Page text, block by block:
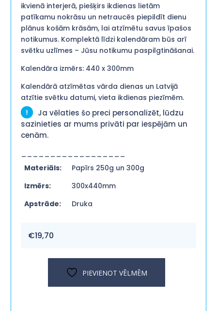
ikvienā interjerā, piešķirs ikdienas lietām
patīkamu nokrāsu un netraucēs piepildīt dienu
plānus košām krāsām, lai atzīmētu savus īpašos
notikumus. Komplektā līdzi kalendāram būs arī
svētku uzlīmes – Jūsu notikumu paspilgtināšanai.
Kalendāra izmērs: 440 x 300mm
Kalendārā atzīmētas vārda dienas un Latvijā
atzītie svētku datumi, vieta ikdienas piezīmēm.
Ja vēlaties šo preci personalizēt, lūdzu
sazinieties ar mums privāti par iespējām un
cenām.
Materiāls:
Papīrs 250g un 300g
Izmērs:
300x440mm
Apstrāde:
Druka
€19,70
PIEVIENOT VĒLMĒM